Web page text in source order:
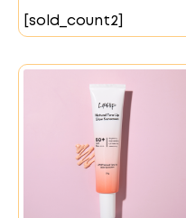
[sold_count2]